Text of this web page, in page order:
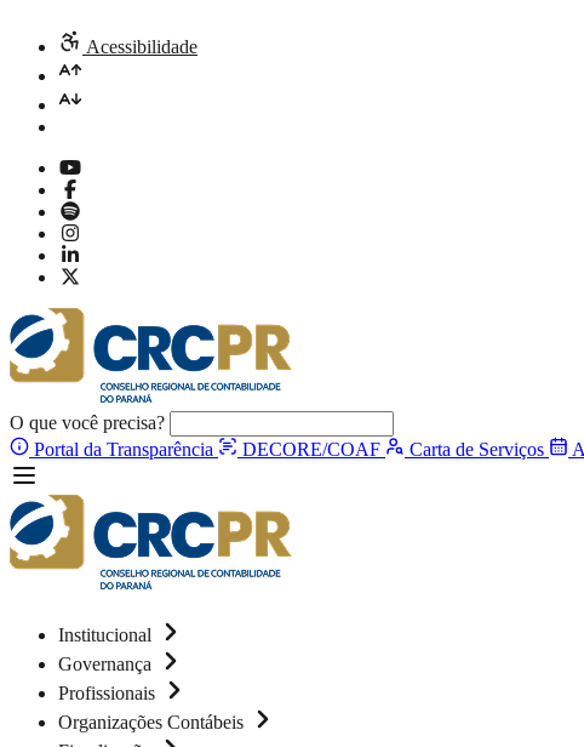
Acessibilidade
O que você precisa?
Portal da Transparência
DECORE/COAF Carta de Serviços
Institucional
Governança
Profissionais
Organizações Contábeis